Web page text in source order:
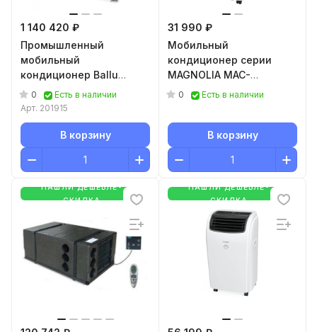
1 140 420 ₽
Промышленный
мобильный
кондиционер Ballu
Heavy Pro BGK25
0
Есть в наличии
Арт. 201915
В корзину
31 990 ₽
Мобильный
кондиционер cерии
MAGNOLIA MAC-
MG28CON01
0 Есть в наличии
В корзину
НАШЛИ ДЕШЕВЛЕ-
СКИДКА
НАШЛИ ДЕШЕВЛЕ-
СКИДКА